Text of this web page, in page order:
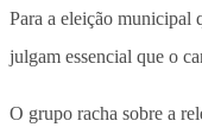
Para a eleição municipal
julgam essencial que o
O grupo racha sobre a